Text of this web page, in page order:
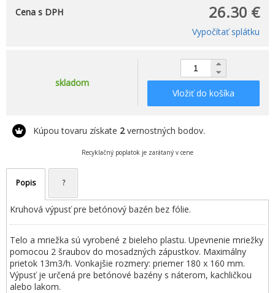
26.30 €
Cena s DPH
Vypočítať splátku
skladom
Vložiť do košíka
Kúpou tovaru získate 2vernostných bodov.
Recyklačný poplatok je zarátaný v cene
Popis ?
Kruhová výpusť pre betónový bazén bez fólie.
Telo a mriežka sú vyrobené z bieleho plastu. Upevnenie mriežky
pomocou 2 šraubov do mosadzných zápustkov. Maximálny
prietok 13m3/h. Vonkajšie rozmery: priemer 180 x 160 mm.
Výpusť je určená pre betónové bazény s náterom, kachličkou
alebo lakom.